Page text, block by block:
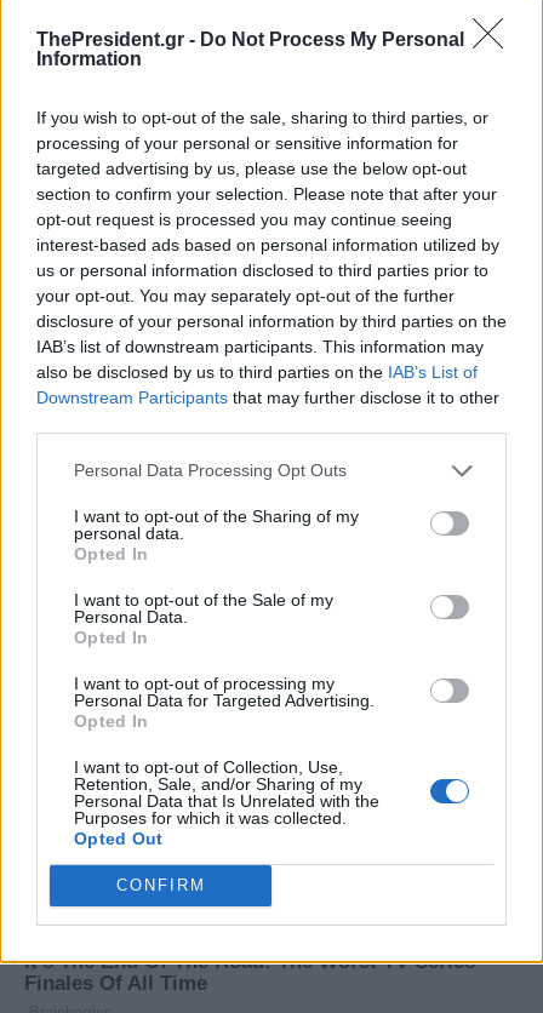
ThePresident.gr - Do Not Process My Personal
Information
If you wish to opt-out of the sale, sharing to third parties, or
processing of your personal or sensitive information for
targeted advertising by us, please use the below opt-out
section to confirm your selection. Please note that after your
opt-out request is processed you may continue seeing
interest-based ads based on personal information utilized by
us or personal information disclosed to third parties prior to
your opt-out. You may separately opt-out of the further
disclosure of your personal information by third parties on the
IAB’s list of downstream participants. This information may
also be disclosed by us to third parties on the IAB’s List of
Downstream Participants that may further disclose it to other
Personal Data Processing Opt Outs
I want to opt-out of the Sharing of my
personal data.
Opted In
I want to opt-out of the Sale of my
Personal Data.
Opted In
I want to opt-out of processing my
Personal Data for Targeted Advertising.
Opted In
I want to opt-out of Collection, Use,
Retention, Sale, and/or Sharing of my
Personal Data that Is Unrelated with the
Purposes for which it was collected.
Opted Out
CONFIRM
συστηματικά σε έρευνα και
καινοτομία
συνεργασίας με τη Βουλγαρία
σε επενδύσεις, βιομηχανία,
καινοτομία
Τ.Θεοδωρικάκος:
Συμβάλλουμε στην εθνική
βιομηχανία
Τ.Θεοδωρικάκος: Εκτός
επένδυσε - Ανακτήσαμε ήδη
συνεχίζουμε
Τ.Θεοδωρικάκος: Η γαλάζια
κεφάλαιο της Ελλάδας του
μετασχηματισμό, 910
επενδύσεις, 2,5 δισ. ευρώ με
15.000 νέες θέσεις εργασίας